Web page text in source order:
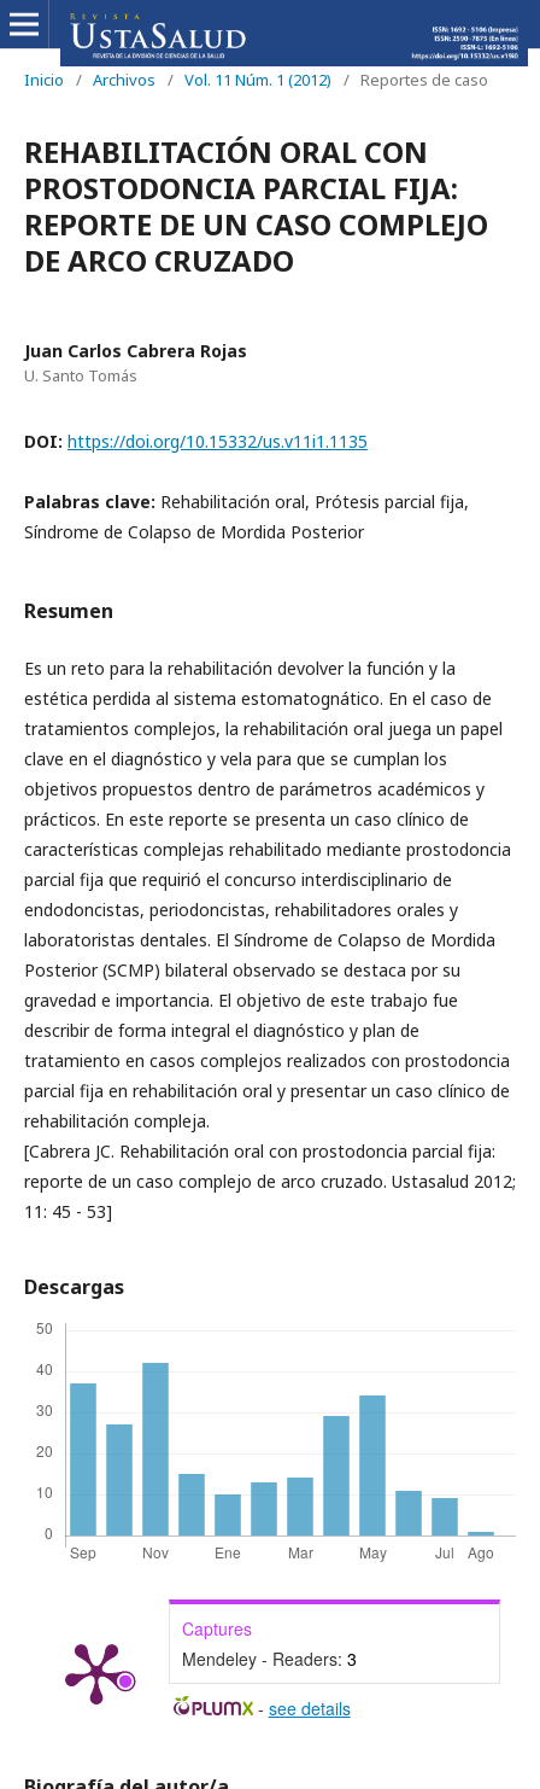
Inicio / Archivos / Vol. 11 Núm. 1 (2012) / Reportes de caso
REHABILITACIÓN ORAL CON
PROSTODONCIA PARCIAL FIJA:
REPORTE DE UN CASO COMPLEJO
DE ARCO CRUZADO
Juan Carlos Cabrera Rojas
U. Santo Tomás
DOI: https://doi.org/10.15332/us.v11i1.1135
Palabras clave: Rehabilitación oral, Prótesis parcial fija,
Síndrome de Colapso de Mordida Posterior
Resumen
Es un reto para la rehabilitación devolver la función y la
estética perdida al sistema estomatognático. En el caso de
tratamientos complejos, la rehabilitación oral juega un papel
clave en el diagnóstico y vela para que se cumplan los
objetivos propuestos dentro de parámetros académicos y
prácticos. En este reporte se presenta un caso clínico de
características complejas rehabilitado mediante prostodoncia
parcial fija que requirió el concurso interdisciplinario de
endodoncistas, periodoncistas, rehabilitadores orales y
laboratoristas dentales. El Síndrome de Colapso de Mordida
Posterior (SCMP) bilateral observado se destaca por su
gravedad e importancia. El objetivo de este trabajo fue
describir de forma integral el diagnóstico y plan de
tratamiento en casos complejos realizados con prostodoncia
parcial fija en rehabilitación oral y presentar un caso clínico de
rehabilitación compleja.
[Cabrera JC. Rehabilitación oral con prostodoncia parcial fija:
reporte de un caso complejo de arco cruzado. Ustasalud 2012;
11: 45 - 53]
Descargas
Captures
Mendeley - Readers: 3
- see details